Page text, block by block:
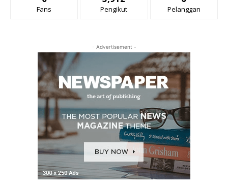
Fans Pengikut Pelanggan
- Advertisement -